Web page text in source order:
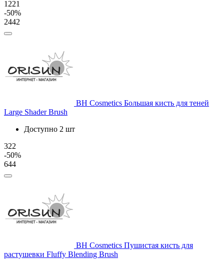
1221
-50%
2442
BH Cosmetics Большая кисть для теней
Large Shader Brush
Доступно 2 шт
322
-50%
644
BH Cosmetics Пушистая кисть для
растушевки Fluffy Blending Brush